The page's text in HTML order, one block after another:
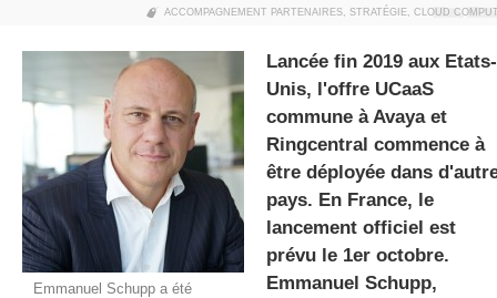
gratuite
ACCOMPAGNEMENT PARTENAIRES, STRATÉGIE, CLOUD
Emmanuel Schupp a été
Lancée fin 2019 aux Etats-
Unis, l'offre UCaaS
commune à Avaya et
Ringcentral commence à
être déployée dans
pays. En France, le
lancement officiel est
prévu le 1er octobre.
Emmanuel Schupp,